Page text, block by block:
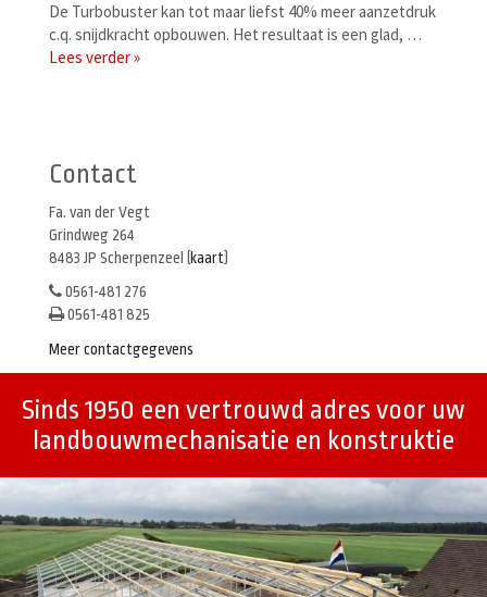
De Turbobuster kan tot maar liefst 40% meer aanzetdruk
c.q. snijdkracht opbouwen. Het resultaat is een glad, …
Lees verder »
Contact
Fa. van der Vegt
Grindweg 264
8483 JP Scherpenzeel (kaart)
0561-481 276
0561-481 825
Meer contactgegevens
Sinds 1950 een vertrouwd adres voor uw
landbouwmechanisatie en konstruktie